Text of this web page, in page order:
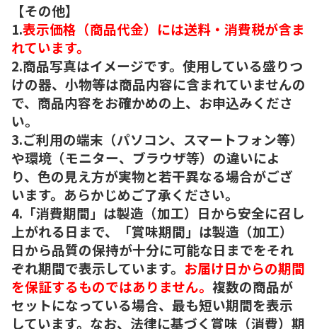
【その他】
1.表示価格（商品代金）には送料・消費税が含ま
れています。
2.商品写真はイメージです。使用している盛りつ
けの器、小物等は商品内容に含まれていませんの
で、商品内容をお確かめの上、お申込みくださ
い。
3.ご利用の端末（パソコン、スマートフォン等）
や環境（モニター、ブラウザ等）の違いによ
り、色の見え方が実物と若干異なる場合がござ
います。あらかじめご了承ください。
4.「消費期間」は製造（加工）日から安全に召し
上がれる日まで、「賞味期間」は製造（加工）
日から品質の保持が十分に可能な日までをそれ
ぞれ期間で表示しています。 お届け日からの期間
を保証するものではありません。 複数の商品が
セットになっている場合、最も短い期間を表示
しています。なお、法律に基づく賞味（消費）期